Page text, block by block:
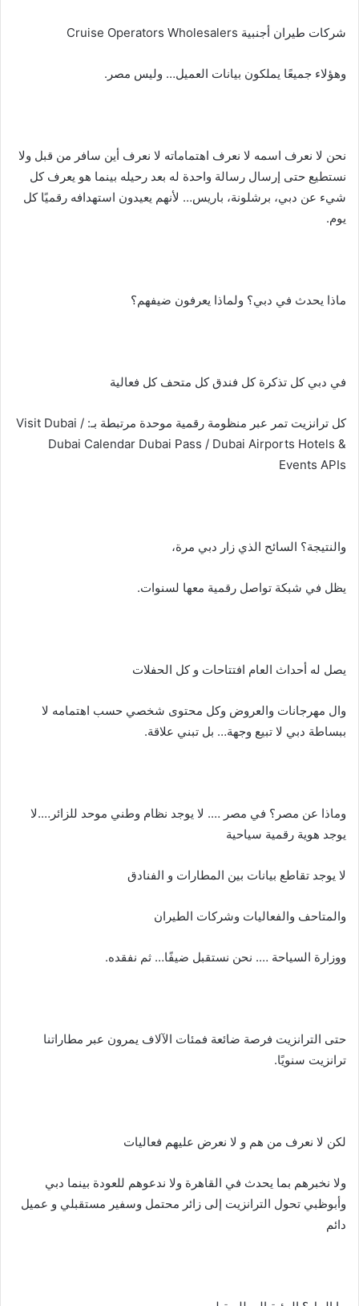
شركات طيران أجنبية Cruise Operators Wholesalers
وهؤلاء جميعًا يملكون بيانات العميل… وليس مصر.
نحن لا نعرف اسمه لا نعرف اهتماماته لا نعرف أين سافر من قبل ولا
نستطيع حتى إرسال رسالة واحدة له بعد رحيله بينما هو يعرف كل
شيء عن دبي، برشلونة، باريس… لأنهم يعيدون استهدافه رقميًا كل
يوم.
ماذا يحدث في دبي؟ ولماذا يعرفون ضيفهم؟
في دبي كل تذكرة كل فندق كل متحف كل فعالية
كل ترانزيت تمر عبر منظومة رقمية موحدة مرتبطة بـ: Visit Dubai /
Dubai Calendar Dubai Pass / Dubai Airports Hotels &
Events APIs
والنتيجة؟ السائح الذي زار دبي مرة،
يظل في شبكة تواصل رقمية معها لسنوات.
يصل له أحداث العام افتتاحات و كل الحفلات
وال مهرجانات والعروض وكل محتوى شخصي حسب اهتمامه لا
ببساطة دبي لا تبيع وجهة… بل تبني علاقة.
وماذا عن مصر؟ في مصر …. لا يوجد نظام وطني موحد للزائر….لا
يوجد هوية رقمية سياحية
لا يوجد تقاطع بيانات بين المطارات و الفنادق
والمتاحف والفعاليات وشركات الطيران
ووزارة السياحة …. نحن نستقبل ضيفًا… ثم نفقده.
حتى الترانزيت فرصة ضائعة فمئات الآلاف يمرون عبر مطاراتنا
ترانزيت سنويًا.
لكن لا نعرف من هم و لا نعرض عليهم فعاليات
ولا نخبرهم بما يحدث في القاهرة ولا ندعوهم للعودة بينما دبي
وأبوظبي تحول الترانزيت إلى زائر محتمل وسفير مستقبلي و عميل
دائم